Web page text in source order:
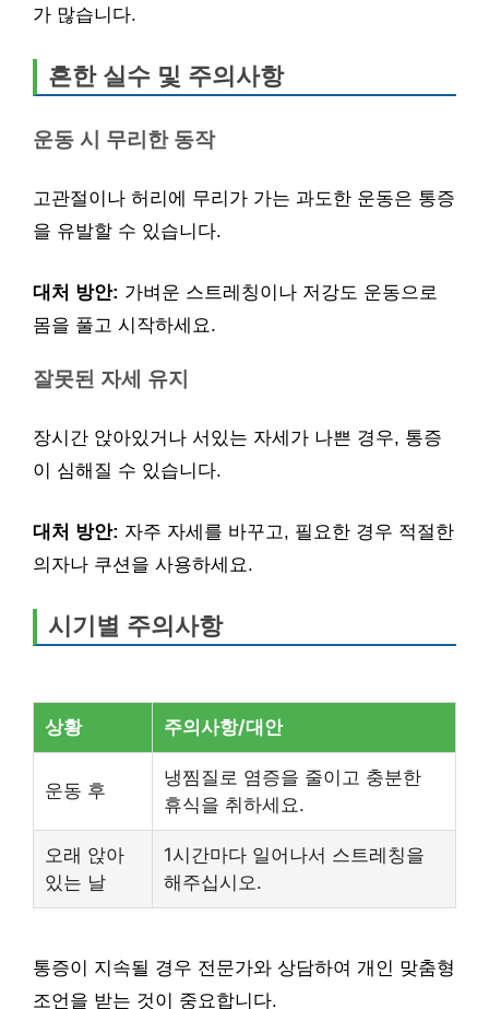
가 많습니다.
흔한 실수 및 주의사항
운동 시 무리한 동작
고관절이나 허리에 무리가 가는 과도한 운동은 통증
을 유발할 수 있습니다.
대처 방안: 가벼운 스트레칭이나 저강도 운동으로
몸을 풀고 시작하세요.
잘못된 자세 유지
장시간 앉아있거나 서있는 자세가 나쁜 경우, 통증
이 심해질 수 있습니다.
대처 방안: 자주 자세를 바꾸고, 필요한 경우 적절한
의자나 쿠션을 사용하세요.
시기별 주의사항
상황 주의사항/대안
운동 후
냉찜질로 염증을 줄이고 충분한
휴식을 취하세요.
오래 앉아
있는 날
1시간마다 일어나서 스트레칭을
해주십시오.
통증이 지속될 경우 전문가와 상담하여 개인 맞춤형
조언을 받는 것이 중요합니다.